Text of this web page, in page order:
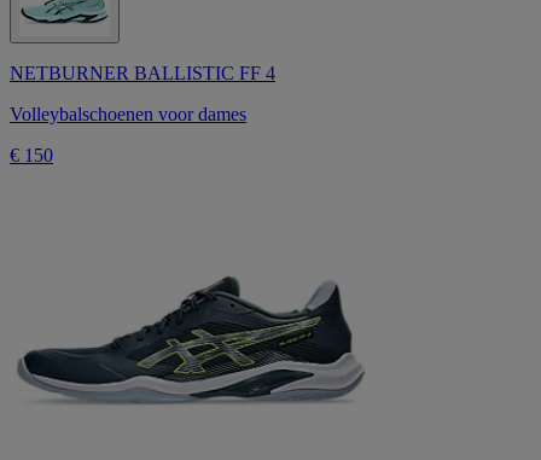
NETBURNER BALLISTIC FF 4
Volleybalschoenen voor dames
€ 150